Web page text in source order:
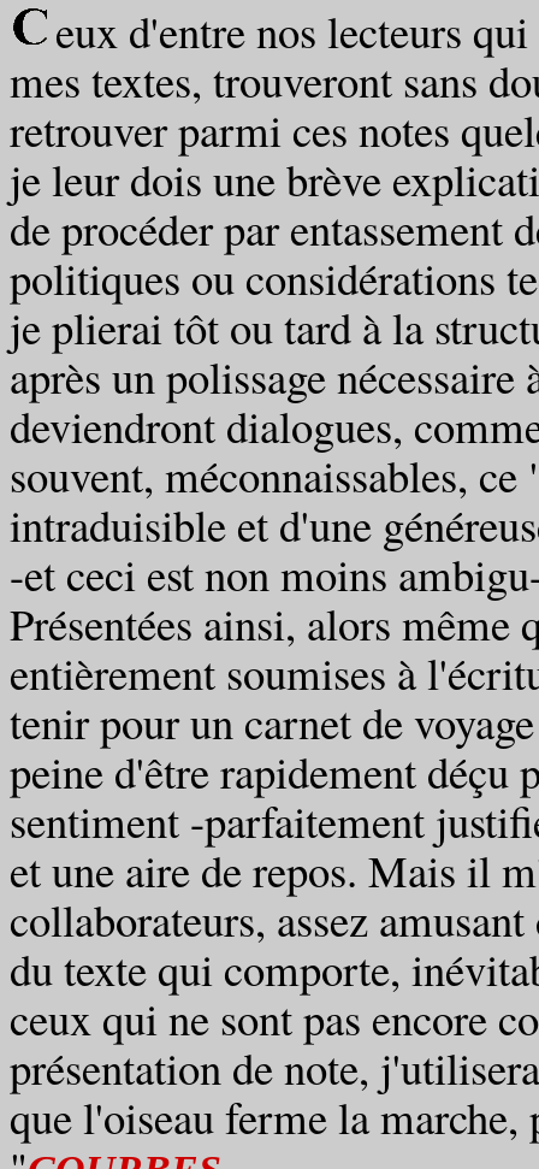
eux d'entre nos lecteurs
mes textes, trouveront sans
retrouver parmi ces notes
je leur dois une brève
de procéder par entassement
politiques ou considérations
je plierai tôt ou tard à la
après un polissage
deviendront dialogues,
souvent, méconnaissables,
intraduisible et d'une
-et ceci est non moins
Présentées ainsi, alors même
entièrement soumises à
tenir pour un carnet de
peine d'être rapidement déçu
sentiment -parfaitement
et une aire de repos. Mais il
collaborateurs, assez
du texte qui comporte,
ceux qui ne sont pas encore
présentation de note,
que l'oiseau ferme la